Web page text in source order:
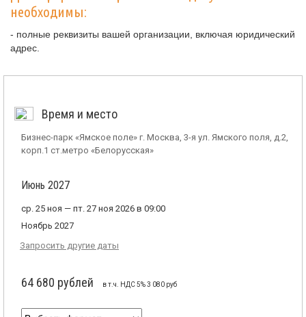
необходимы:
- полные реквизиты вашей организации, включая юридический
адрес.
Время и место
Бизнес-парк «Ямское поле» г. Москва, 3-я ул. Ямского поля, д.2,
корп.1 ст.метро «Белорусская»
Июнь 2027
ср. 25 ноя — пт. 27 ноя 2026 в 09:00
Ноябрь 2027
Запросить другие даты
64 680 рублей в т.ч. НДС 5% 3 080 руб